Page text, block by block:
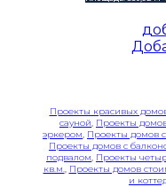
Проекты красивых
сауной, Проекты
эркером, Проекты домов
Проекты домов с
подвалом, Проекты
кв.м., Проекты домов
и